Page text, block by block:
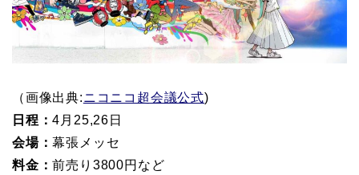
（画像出典:ニコニコ超会議公式)
日程：4月25,26日
会場：幕張メッセ
料金：前売り3800円など